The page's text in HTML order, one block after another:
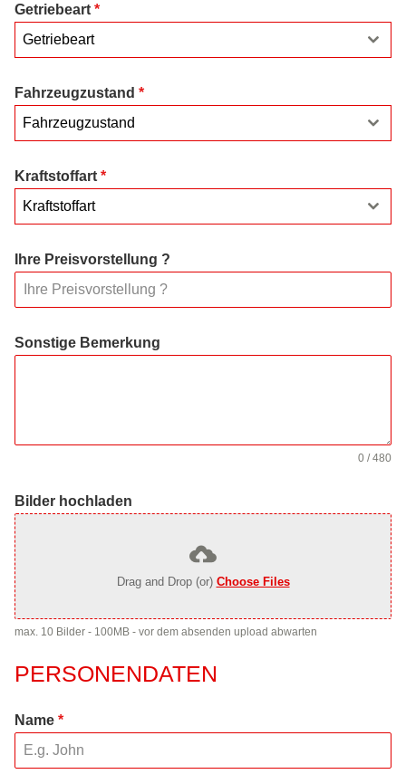
Getriebeart *
Getriebeart
Fahrzeugzustand *
Fahrzeugzustand
Kraftstoffart *
Kraftstoffart
Ihre Preisvorstellung ?
Sonstige Bemerkung
0 / 480
Bilder hochladen
Drag and Drop (or) Choose Files
max. 10 Bilder - 100MB - vor dem absenden upload abwarten
PERSONENDATEN
Name *